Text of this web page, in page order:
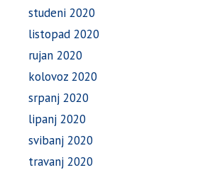
studeni 2020
listopad 2020
rujan 2020
kolovoz 2020
srpanj 2020
lipanj 2020
svibanj 2020
travanj 2020